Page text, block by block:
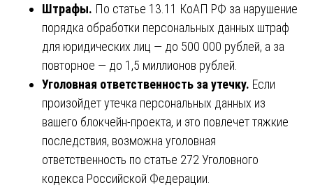
Штрафы. По статье 13.11 КоАП РФ за нарушение
порядка обработки персональных данных штраф
для юридических лиц — до 500 000 рублей, а за
повторное — до 1,5 миллионов рублей.
Уголовная ответственность за утечку. Если
произойдет утечка персональных данных из
вашего блокчейн-проекта, и это повлечет тяжкие
последствия, возможна уголовная
ответственность по статье 272 Уголовного
кодекса Российской Федерации.